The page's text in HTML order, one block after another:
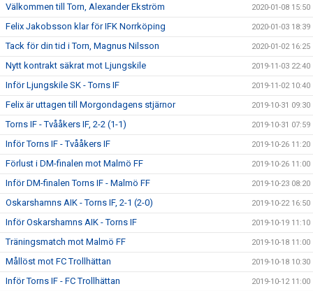
Välkommen till Torn, Alexander Ekström 2020-01-08 15:50
Felix Jakobsson klar för IFK Norrköping 2020-01-03 18:39
Tack för din tid i Torn, Magnus Nilsson 2020-01-02 16:25
Nytt kontrakt säkrat mot Ljungskile 2019-11-03 22:40
Inför Ljungskile SK - Torns IF 2019-11-02 10:40
Felix är uttagen till Morgondagens stjärnor 2019-10-31 09:30
Torns IF - Tvååkers IF, 2-2 (1-1) 2019-10-31 07:59
Inför Torns IF - Tvååkers IF 2019-10-26 11:20
Förlust i DM-finalen mot Malmö FF 2019-10-26 11:00
Inför DM-finalen Torns IF - Malmö FF 2019-10-23 08:20
Oskarshamns AIK - Torns IF, 2-1 (2-0) 2019-10-22 16:50
Inför Oskarshamns AIK - Torns IF 2019-10-19 11:10
Träningsmatch mot Malmö FF 2019-10-18 11:00
Mållöst mot FC Trollhättan 2019-10-18 10:30
Inför Torns IF - FC Trollhättan 2019-10-12 11:00